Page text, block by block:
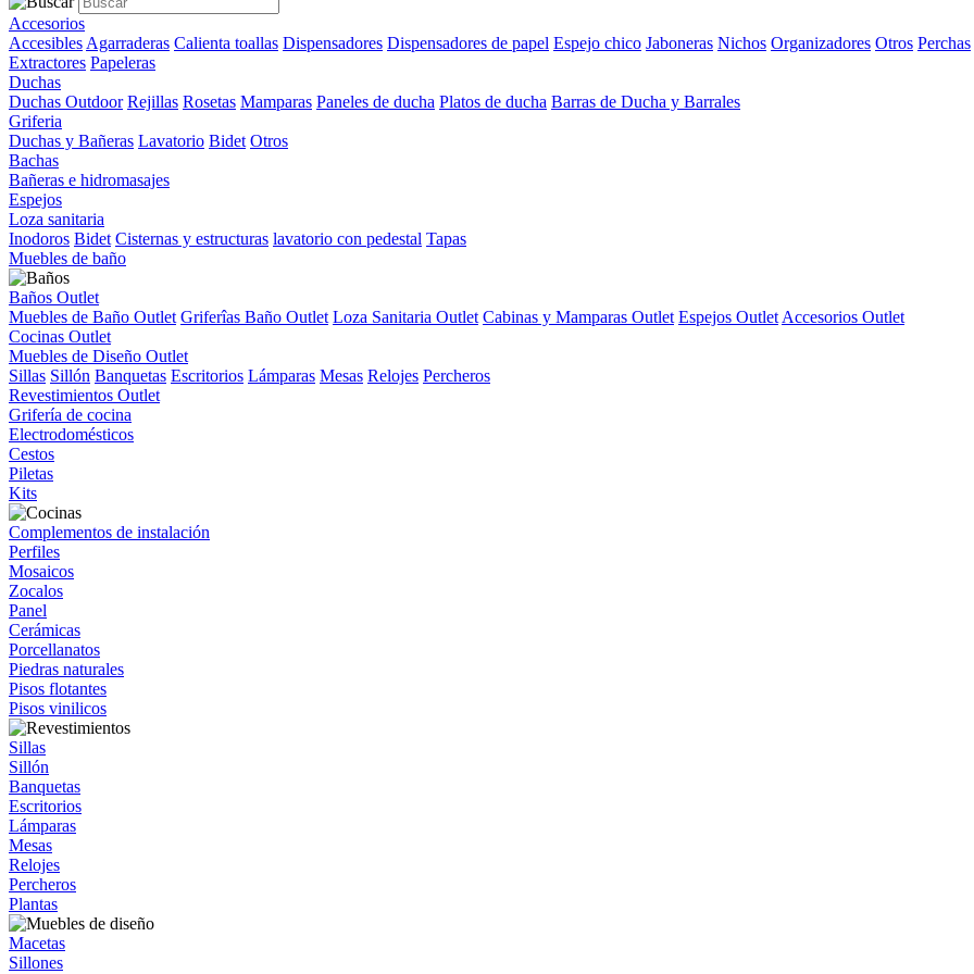
Accesorios
Accesibles Agarraderas Calienta toallas Dispensadores Dispensadores de papel Espejo chico Jaboneras Nichos Organizadores Otros Perchas
Extractores Papeleras
Duchas
Duchas Outdoor Rejillas Rosetas Mamparas Paneles de ducha Platos de ducha Barras de Ducha y Barrales
Griferia
Duchas y Bañeras Lavatorio Bidet Otros
Bachas
Bañeras e hidromasajes
Espejos
Loza sanitaria
Inodoros Bidet Cisternas y estructuras lavatorio con pedestal Tapas
Muebles de baño
Baños Outlet
Muebles de Baño Outlet Griferîas Baño Outlet Loza Sanitaria Outlet Cabinas y Mamparas Outlet Espejos Outlet Accesorios Outlet
Cocinas Outlet
Muebles de Diseño Outlet
Sillas Sillón Banquetas Escritorios Lámparas Mesas Relojes Percheros
Revestimientos Outlet
Grifería de cocina
Electrodomésticos
Cestos
Piletas
Kits
Complementos de instalación
Perfiles
Mosaicos
Zocalos
Panel
Cerámicas
Porcellanatos
Piedras naturales
Pisos flotantes
Pisos vinilicos
Sillas
Sillón
Banquetas
Escritorios
Lámparas
Mesas
Relojes
Percheros
Plantas
Macetas
Sillones